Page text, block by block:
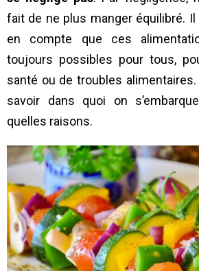
fait de ne plus manger équilibré.
en compte que ces
toujours possibles pour tous,
santé ou de troubles alimentaires.
savoir dans quoi on
quelles raisons.